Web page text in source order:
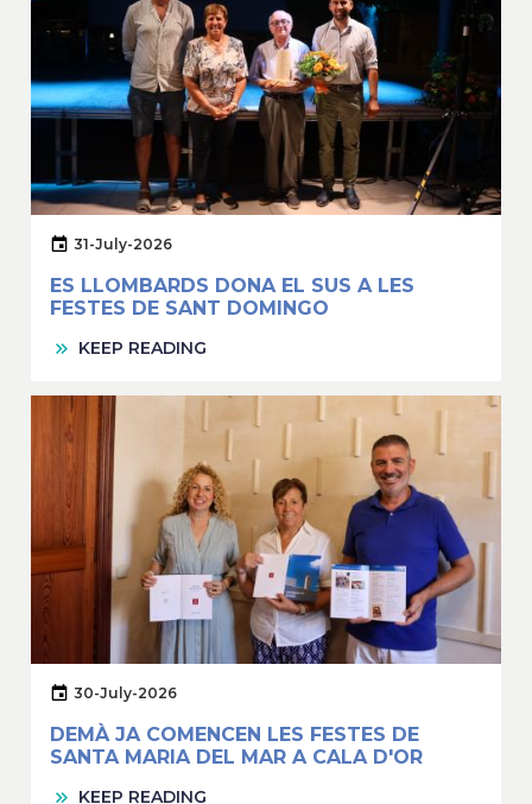
31-July-2026
ES LLOMBARDS DONA EL SUS A LES
FESTES DE SANT DOMINGO
KEEP READING
30-July-2026
DEMÀ JA COMENCEN LES FESTES DE
SANTA MARIA DEL MAR A CALA D'OR
KEEP READING